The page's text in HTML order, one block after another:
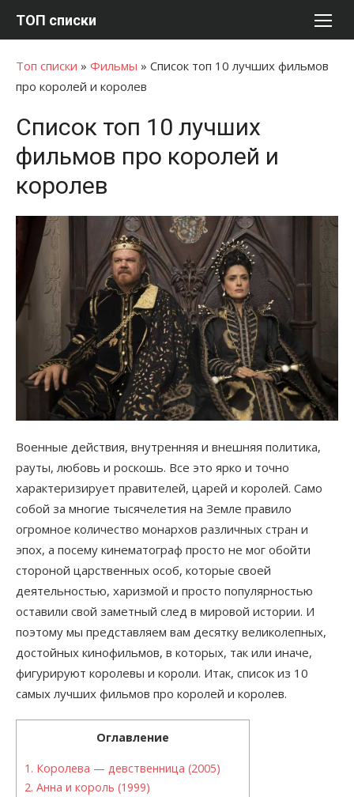
ТОП списки
Топ списки » Фильмы » Список топ 10 лучших фильмов
про королей и королев
Список топ 10 лучших
фильмов про королей и
королев
Военные действия, внутренняя и внешняя политика,
рауты, любовь и роскошь. Все это ярко и точно
характеризирует правителей, царей и королей. Само
собой за многие тысячелетия на Земле правило
огромное количество монархов различных стран и
эпох, а посему кинематограф просто не мог обойти
стороной царственных особ, которые своей
деятельностью, харизмой и просто популярностью
оставили свой заметный след в мировой истории. И
поэтому мы представляем вам десятку великолепных,
достойных кинофильмов, в которых, так или иначе,
фигурируют королевы и короли. Итак, список из 10
самых лучших фильмов про королей и королев.
Оглавление
1. Королева — девственница (2005)
2. Анна и король (1999)